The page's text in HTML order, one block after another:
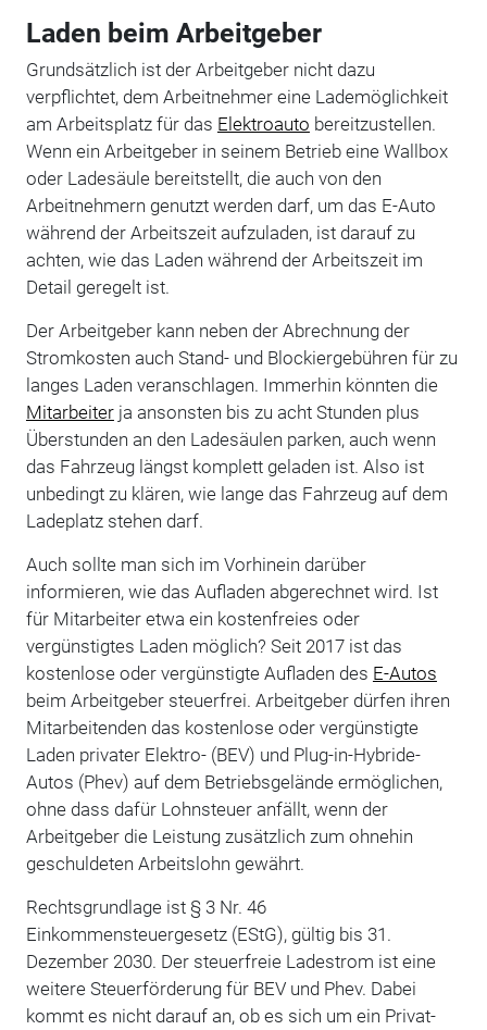
Laden beim Arbeitgeber
Grundsätzlich ist der Arbeitgeber nicht dazu
verpflichtet, dem Arbeitnehmer eine Lademöglichkeit
am Arbeitsplatz für das Elektroauto bereitzustellen.
Wenn ein Arbeitgeber in seinem Betrieb eine Wallbox
oder Ladesäule bereitstellt, die auch von den
Arbeitnehmern genutzt werden darf, um das E-Auto
während der Arbeitszeit aufzuladen, ist darauf zu
achten, wie das Laden während der Arbeitszeit im
Detail geregelt ist.
Der Arbeitgeber kann neben der Abrechnung der
Stromkosten auch Stand- und Blockiergebühren für zu
langes Laden veranschlagen. Immerhin könnten die
Mitarbeiterja ansonsten bis zu acht Stunden plus
Überstunden an den Ladesäulen parken, auch wenn
das Fahrzeug längst komplett geladen ist. Also ist
unbedingt zu klären, wie lange das Fahrzeug auf dem
Ladeplatz stehen darf.
Auch sollte man sich im Vorhinein darüber
informieren, wie das Aufladen abgerechnet wird. Ist
für Mitarbeiter etwa ein kostenfreies oder
vergünstigtes Laden möglich? Seit 2017 ist das
kostenlose oder vergünstigte Aufladen des E-Autos
beim Arbeitgeber steuerfrei. Arbeitgeber dürfen ihren
Mitarbeitenden das kostenlose oder vergünstigte
Laden privater Elektro- (BEV) und Plug-in-Hybride-
Autos (Phev) auf dem Betriebsgelände ermöglichen,
ohne dass dafür Lohnsteuer anfällt, wenn der
Arbeitgeber die Leistung zusätzlich zum ohnehin
geschuldeten Arbeitslohn gewährt.
Rechtsgrundlage ist § 3 Nr. 46
Einkommensteuergesetz (EStG), gültig bis 31.
Dezember 2030. Der steuerfreie Ladestrom ist eine
weitere Steuerförderung für BEV und Phev. Dabei
kommt es nicht darauf an, ob es sich um ein Privat-